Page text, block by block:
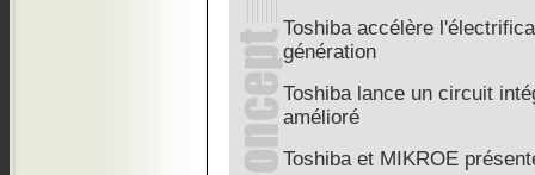
Toshiba accélère
génération
Toshiba lance un circuit
amélioré
Toshiba et MIKROE